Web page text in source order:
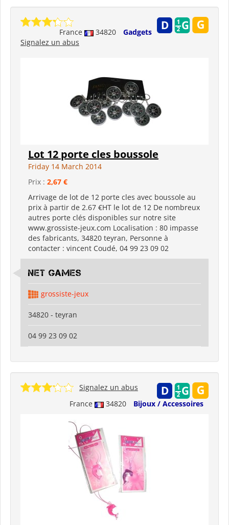
France 34820
Gadgets
Signalez un abus
Lot 12 porte cles boussole
Friday 14 March 2014
Prix : 2,67 €
Arrivage de lot de 12 porte cles avec boussole au
prix à partir de 2.67 €HT le lot de 12 De nombreux
autres porte clés disponibles sur notre site
www.grossiste-jeux.com Localisation : 80 impasse
des fabricants, 34820 teyran, Personne à
contacter : vincent Coudé, 04 99 23 09 02
Net Games
grossiste-jeux
34820 - teyran
04 99 23 09 02
France 34820 Bijoux / Accessoires
Signalez un abus